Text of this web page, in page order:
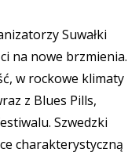
Suwałki
na nowe brzmienia.
w rockowe klimaty
z Blues Pills,
Szwedzki
charakterystyczną